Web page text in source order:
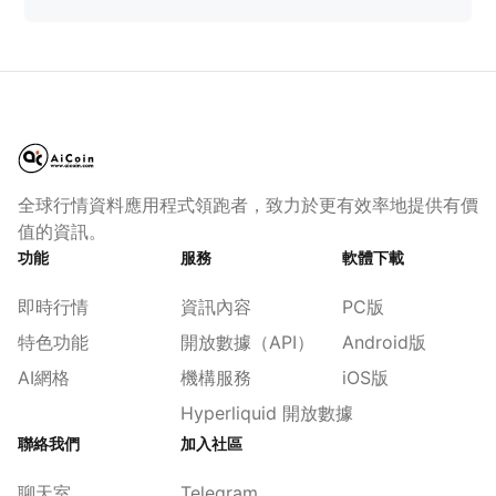
全球行情資料應用程式領跑者，致力於更有效率地提供有價
值的資訊。
功能
即時行情
特色功能
AI網格
服務
資訊內容
開放數據（API）
機構服務
Hyperliquid 開放數據
軟體下載
PC版
Android版
iOS版
聯絡我們 加入社區